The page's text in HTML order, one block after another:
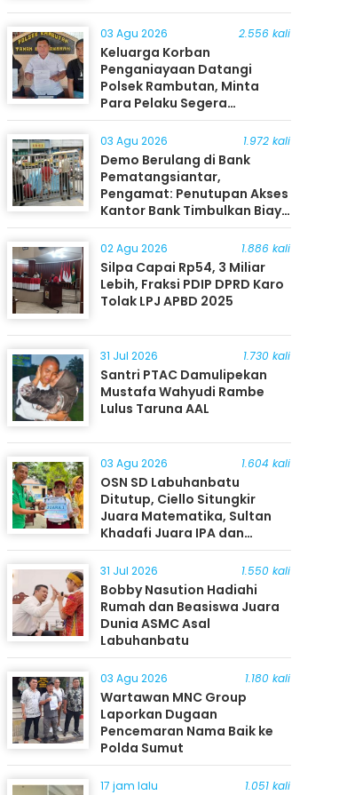
03 Agu 2026 2.556 kali
Keluarga Korban
Penganiayaan Datangi
Polsek Rambutan, Minta
Para Pelaku Segera
Ditangkap
03 Agu 2026 1.972 kali
Demo Berulang di Bank
Pematangsiantar,
Pengamat: Penutupan Akses
Kantor Bank Timbulkan Biaya
Ekonomi bagi Masyarakat
02 Agu 2026 1.886 kali
Silpa Capai Rp54, 3 Miliar
Lebih, Fraksi PDIP DPRD Karo
Tolak LPJ APBD 2025
31 Jul 2026 1.730 kali
Santri PTAC Damulipekan
Mustafa Wahyudi Rambe
Lulus Taruna AAL
03 Agu 2026 1.604 kali
OSN SD Labuhanbatu
Ditutup, Ciello Situngkir
Juara Matematika, Sultan
Khadafi Juara IPA dan
Timothy Rangkuti Juara IPS
31 Jul 2026 1.550 kali
Bobby Nasution Hadiahi
Rumah dan Beasiswa Juara
Dunia ASMC Asal
Labuhanbatu
03 Agu 2026 1.180 kali
Wartawan MNC Group
Laporkan Dugaan
Pencemaran Nama Baik ke
Polda Sumut
17 jam lalu 1.051 kali